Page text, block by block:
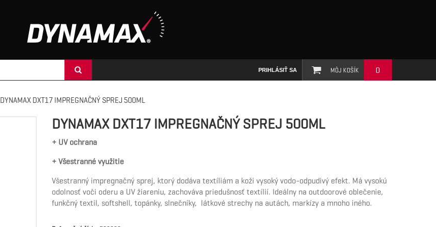
MÔJ KOŠÍK 0
PRIHLÁSIŤ SA
DYNAMAX DXT17 IMPREGNAČNÝ SPREJ 500ML
DYNAMAX DXT17 IMPREGNAČNÝ SPREJ 500ML
+ UV ochrana
+ Všestranné využitie
Všestranný impregnačný sprej, ktorý dodáva textíliám a koži vysoký vodo-odpudivý efekt. Má vysokú
odolnosť voči oderu a UV žiareniu, zachováva priedušnosť textílií. Ideálny na outdoorové oblečenie,
funkčný textil, softshell, topánky, slnečníky, látkové strechy na autách, markízy a mnoho iného.